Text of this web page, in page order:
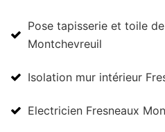
Pose tapisserie et toile
Montchevreuil
Isolation mur intérieur
Electricien Fresneaux